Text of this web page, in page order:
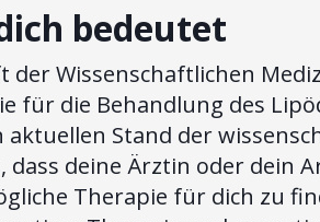
bedeutet
der Wissenschaftlichen
für die Behandlung des
Stand der
deine Ärztin oder dein
Therapie für dich zu